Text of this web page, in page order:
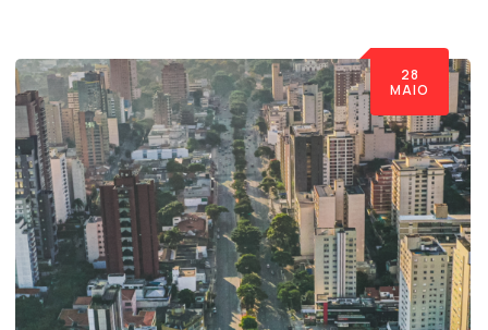
28
MAIO